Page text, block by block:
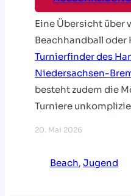
Eine Übersicht über
Beachhandball oder
Turnierfinder des
Niedersachsen-
besteht zudem die
Turniere
20. Mai 2026
Beach, Jugend